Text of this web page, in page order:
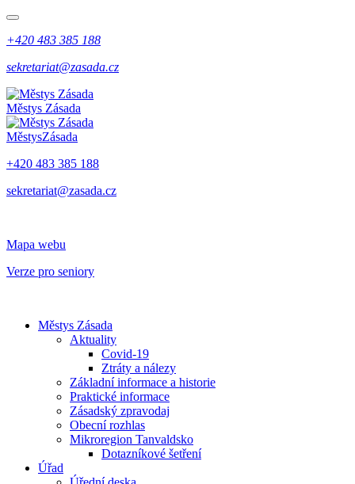
+420 483 385 188
sekretariat@zasada.cz
Městys Zásada
MěstysZásada
+420 483 385 188
sekretariat@zasada.cz
Mapa webu
Verze pro seniory
Městys Zásada
Aktuality
Covid-19
Ztráty a nálezy
Základní informace a historie
Praktické informace
Zásadský zpravodaj
Obecní rozhlas
Mikroregion Tanvaldsko
Dotazníkové šetření
Úřad